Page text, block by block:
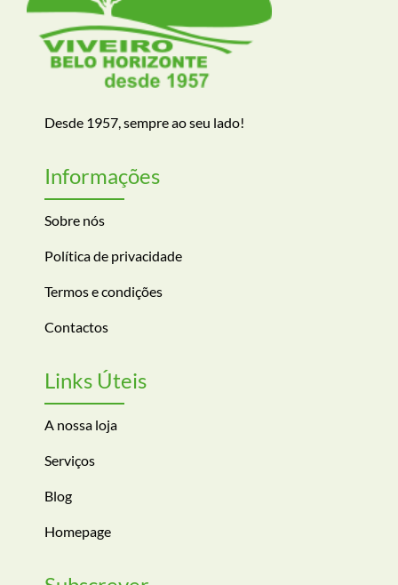
Desde 1957, sempre ao seu lado!
Informações
Sobre nós
Política de privacidade
Termos e condições
Contactos
Links Úteis
A nossa loja
Serviços
Blog
Homepage